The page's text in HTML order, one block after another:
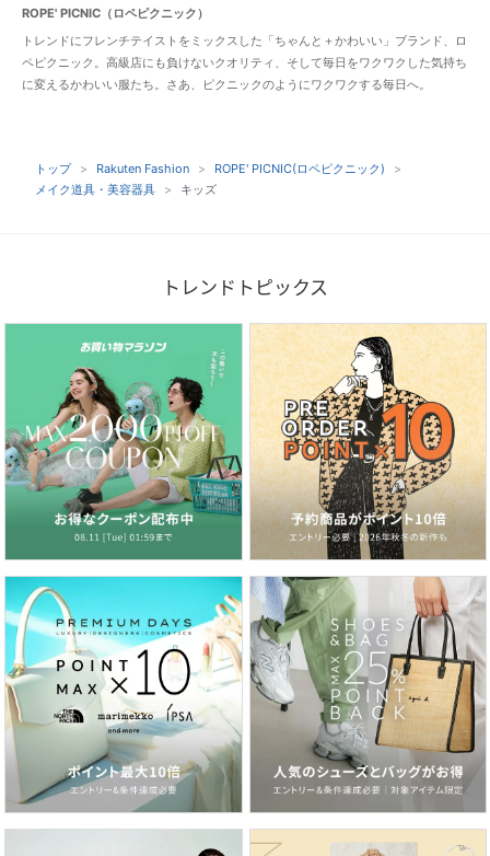
ROPE' PICNIC（ロペピクニック）
トレンドにフレンチテイストをミックスした「ちゃんと＋かわいい」ブランド、ロ
ペピクニック。高級店にも負けないクオリティ、そして毎日をワクワクした気持ち
に変えるかわいい服たち。さあ、ピクニックのようにワクワクする毎日へ。
トップ Rakuten Fashion
ROPE' PICNIC(ロペピクニック)
メイク道具・美容器具
キッズ
トレンドトピックス